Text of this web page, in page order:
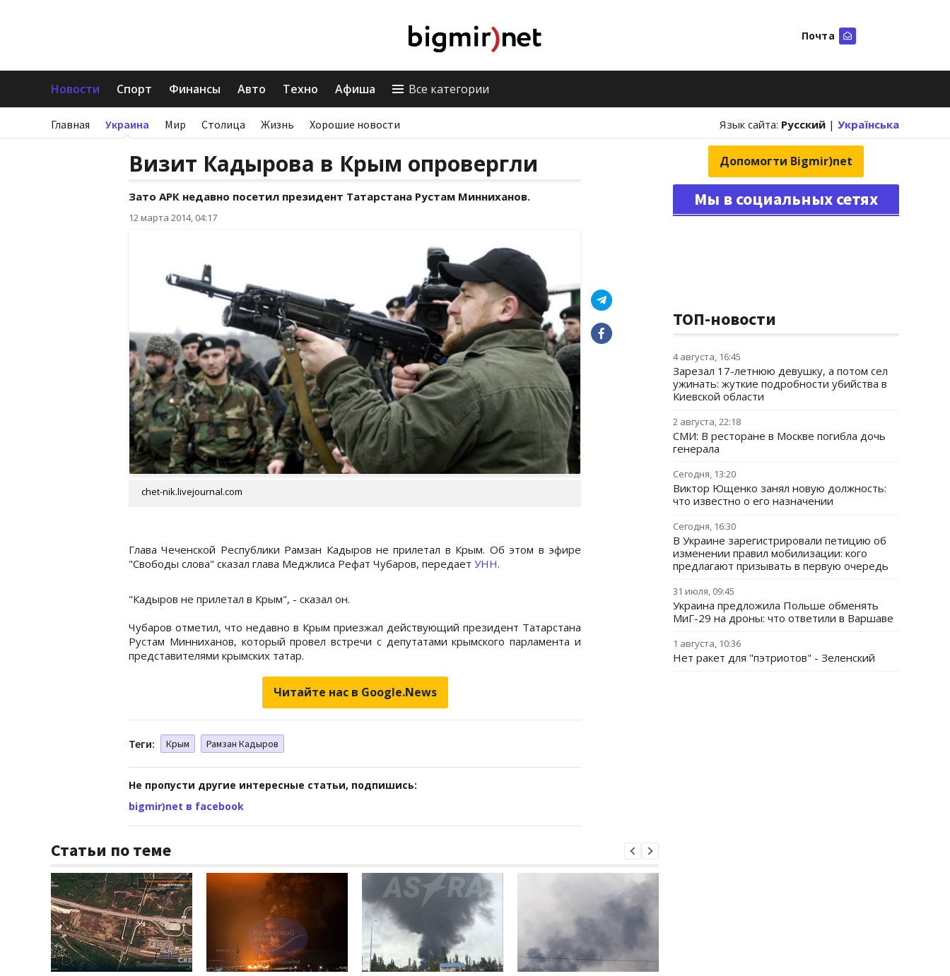
Почта
Новости Спорт Финансы Авто Техно Афиша Все категории
Главная Украина Мир Столица Жизнь Хорошие новости Язык сайта: Русский | Українська
Визит Кадырова в Крым опровергли
Зато АРК недавно посетил президент Татарстана Рустам Минниханов.
12 марта 2014, 04:17
chet-nik.livejournal.com
Глава Чеченской Республики Рамзан Кадыров не прилетал в Крым. Об этом в эфире
"Свободы слова" сказал глава Меджлиса Рефат Чубаров, передает УНН.
"Кадыров не прилетал в Крым", - сказал он.
Чубаров отметил, что недавно в Крым приезжал действующий президент Татарстана
Рустам Минниханов, который провел встречи с депутатами крымского парламента и
представителями крымских татар.
Читайте нас в Google.News
Теги: Крым Рамзан Кадыров
Не пропусти другие интересные статьи, подпишись:
bigmir)net в facebook
Статьи по теме
Допомогти Bigmir)net
Мы в социальных сетях
ТОП-новости
4 августа, 16:45
Зарезал 17-летнюю девушку, а потом сел
ужинать: жуткие подробности убийства в
Киевской области
2 августа, 22:18
СМИ: В ресторане в Москве погибла дочь
генерала
Сегодня, 13:20
Виктор Ющенко занял новую должность:
что известно о его назначении
Сегодня, 16:30
В Украине зарегистрировали петицию об
изменении правил мобилизации: кого
предлагают призывать в первую очередь
31 июля, 09:45
Украина предложила Польше обменять
МиГ-29 на дроны: что ответили в Варшаве
1 августа, 10:36
Нет ракет для "пэтриотов" - Зеленский